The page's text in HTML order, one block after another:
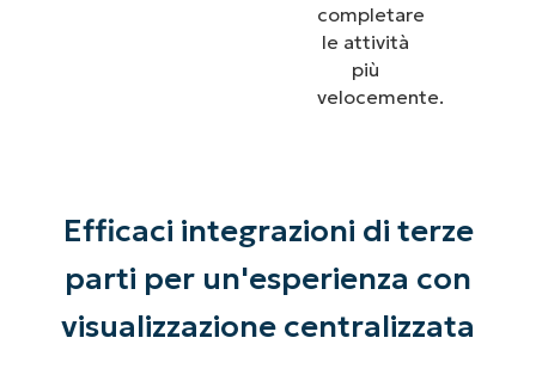
completare
le attività
più
velocemente.
Efficaci integrazioni di terze
parti per un'esperienza con
visualizzazione centralizzata